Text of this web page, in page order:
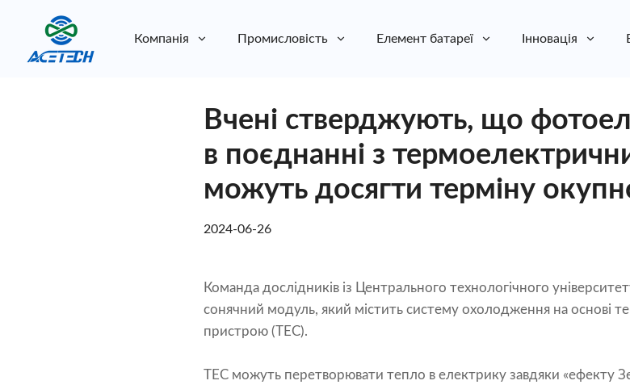
Компанія Промисловість Елемент батареї Інновація
Вчені стверджують, що
в поєднанні з
можуть досягти терміну
2024-06-26
Команда дослідників із Центрального технологічного
сонячний модуль, який містить систему охолодження на основі
пристрою (TEC).
ТЕС можуть перетворювати тепло в електрику завдяки «ефекту